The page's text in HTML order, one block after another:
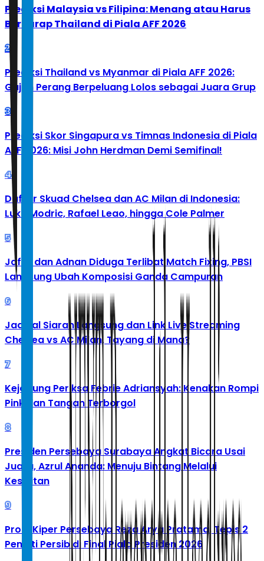
Prediksi Malaysia vs Filipina: Menang atau Harus
Berharap Thailand di Piala AFF 2026
2
Prediksi Thailand vs Myanmar di Piala AFF 2026:
Gajah Perang Berpeluang Lolos sebagai Juara Grup
3
Prediksi Skor Singapura vs Timnas Indonesia di Piala
AFF 2026: Misi John Herdman Demi Semifinal!
4
Daftar Skuad Chelsea dan AC Milan di Indonesia:
Luka Modric, Rafael Leao, hingga Cole Palmer
5
Jafar dan Adnan Diduga Terlibat Match Fixing, PBSI
Langsung Ubah Komposisi Ganda Campuran
6
Jadwal Siaran Langsung dan Link Live Streaming
Chelsea vs AC Milan, Tayang di Mana?
7
Kejagung Periksa Febrie Adriansyah: Kenakan Rompi
Pink dan Tangan Terborgol
8
Presiden Persebaya Surabaya Angkat Bicara Usai
Juara, Azrul Ananda: Menuju Bintang Melalui
Kesulitan
9
Profil Kiper Persebaya Reza Arya Pratama, Tepis 2
Penalti Persib di Final Piala Presiden 2026